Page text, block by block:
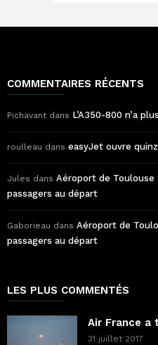
COMMENTAIRES RÉCENTS
Pichavant dans L’A350-800 n’a
roulleau dans easyJet ouvre
Jules dans Aéroport de Toulouse
passagers au départ
Gaborieau dans Aéroport de
passagers au départ
LES PLUS COMMENTÉS
Air France a
31 juillet 2017